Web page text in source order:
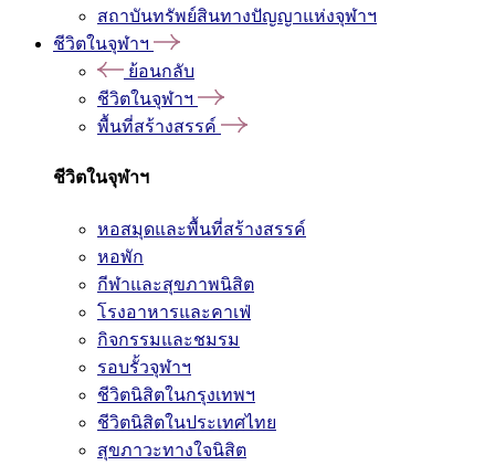
สถาบันทรัพย์สินทางปัญญาแห่งจุฬาฯ
ชีวิตในจุฬาฯ
ย้อนกลับ
ชีวิตในจุฬาฯ
พื้นที่สร้างสรรค์
ชีวิตในจุฬาฯ
หอสมุดและพื้นที่สร้างสรรค์
หอพัก
กีฬาและสุขภาพนิสิต
โรงอาหารและคาเฟ่
กิจกรรมและชมรม
รอบรั้วจุฬาฯ
ชีวิตนิสิตในกรุงเทพฯ
ชีวิตนิสิตในประเทศไทย
สุขภาวะทางใจนิสิต